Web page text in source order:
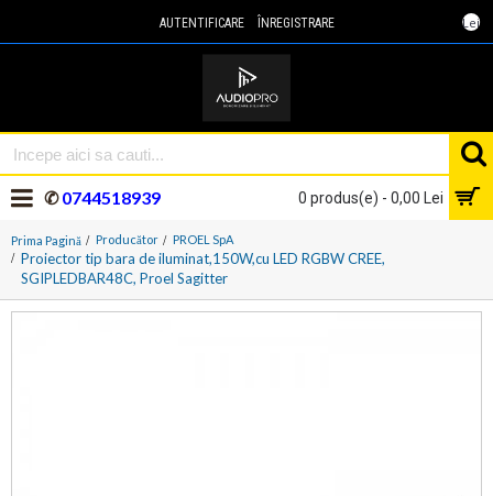
Lei
AUTENTIFICARE ÎNREGISTRARE
0 produs(e) - 0,00 Lei
✆0744518939
Prima Pagină Producător PROEL SpA
Proiector tip bara de iluminat,150W,cu LED RGBW CREE,
SGIPLEDBAR48C, Proel Sagitter